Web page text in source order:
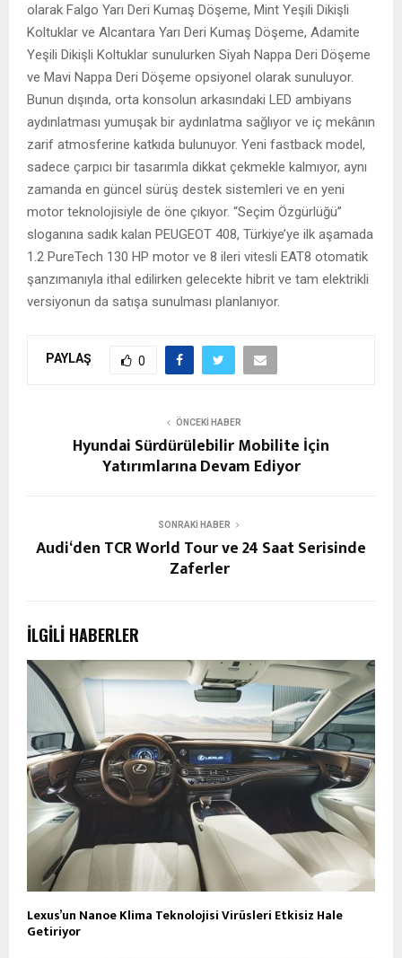
olarak Falgo Yarı Deri Kumaş Döşeme, Mint Yeşili Dikişli
Koltuklar ve Alcantara Yarı Deri Kumaş Döşeme, Adamite
Yeşili Dikişli Koltuklar sunulurken Siyah Nappa Deri Döşeme
ve Mavi Nappa Deri Döşeme opsiyonel olarak sunuluyor.
Bunun dışında, orta konsolun arkasındaki LED ambiyans
aydınlatması yumuşak bir aydınlatma sağlıyor ve iç mekânın
zarif atmosferine katkıda bulunuyor. Yeni fastback model,
sadece çarpıcı bir tasarımla dikkat çekmekle kalmıyor, aynı
zamanda en güncel sürüş destek sistemleri ve en yeni
motor teknolojisiyle de öne çıkıyor. “Seçim Özgürlüğü”
sloganına sadık kalan PEUGEOT 408, Türkiye’ye ilk aşamada
1.2 PureTech 130 HP motor ve 8 ileri vitesli EAT8 otomatik
şanzımanıyla ithal edilirken gelecekte hibrit ve tam elektrikli
versiyonun da satışa sunulması planlanıyor.
PAYLAŞ 0
ÖNCEKI HABER
Hyundai Sürdürülebilir Mobilite İçin
Yatırımlarına Devam Ediyor
SONRAKI HABER
Audi‘den TCR World Tour ve 24 Saat Serisinde
Zaferler
İLGILI HABERLER
Lexus’un Nanoe Klima Teknolojisi Virüsleri Etkisiz Hale
Getiriyor